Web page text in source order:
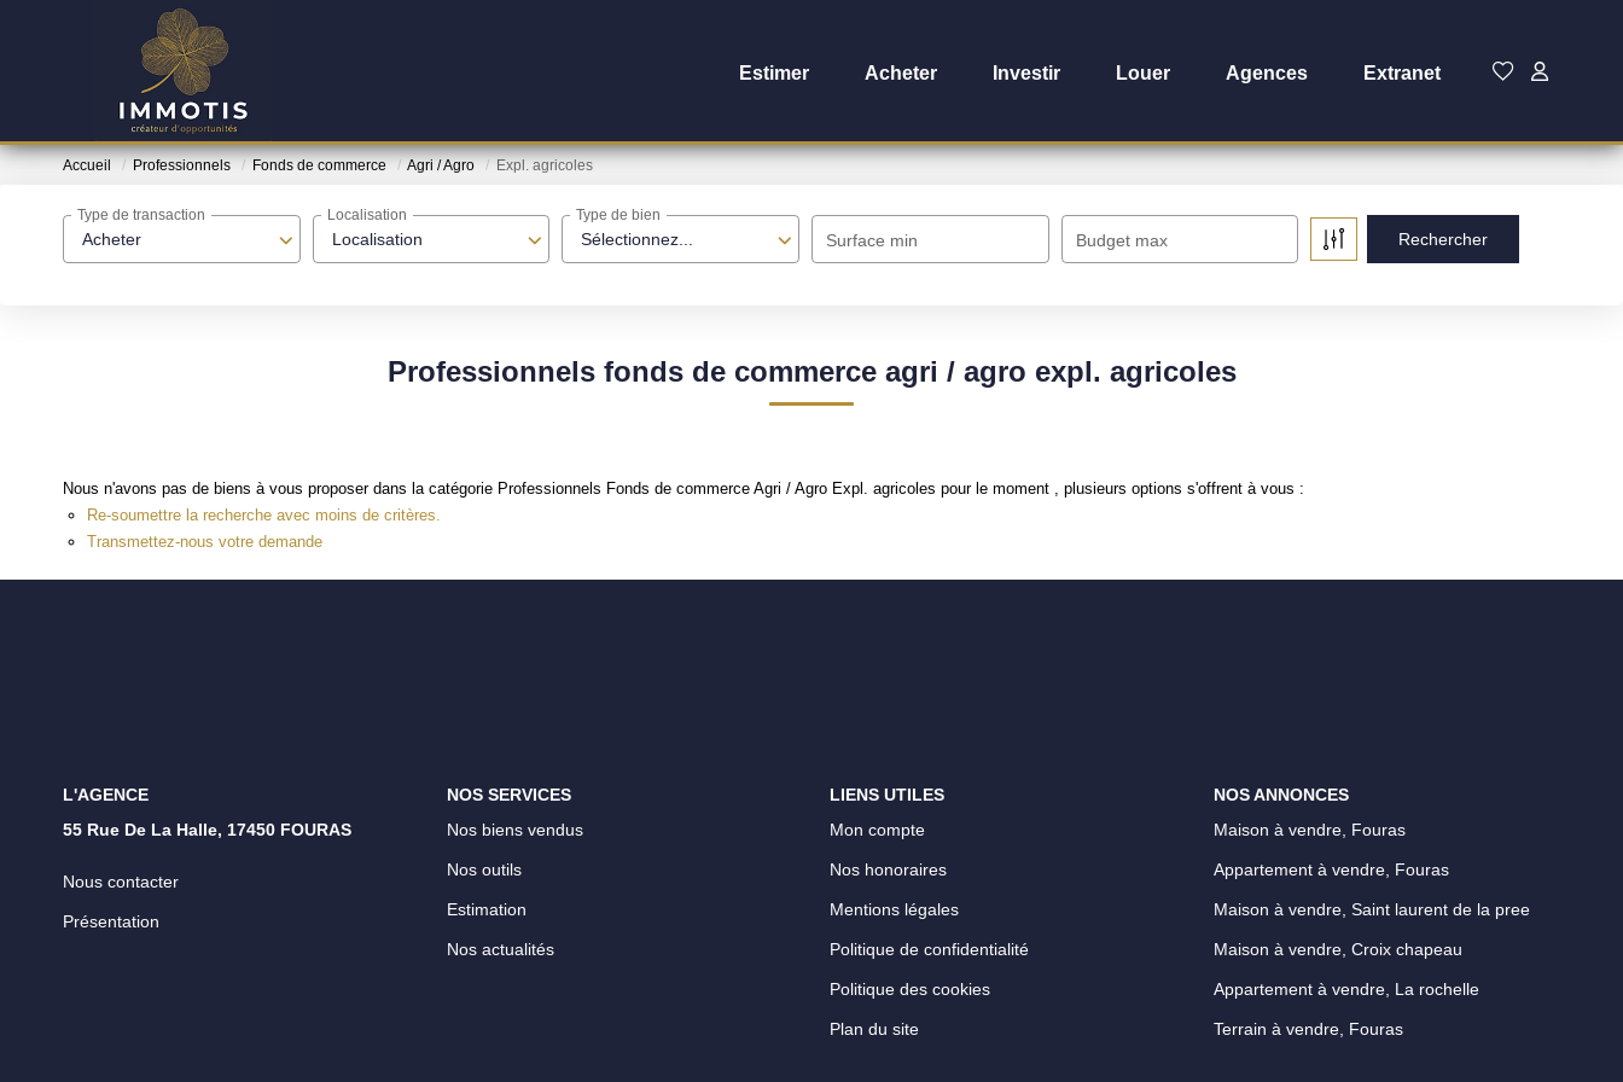
Estimer Acheter Investir Louer Agences Extranet
Accueil Professionnels Fonds de commerce Agri / Agro Expl. agricoles
Acheter
Type de transaction
Localisation
Localisation
Sélectionnez...
Type de bien
Surface min Budget max
Professionnels fonds de commerce agri / agro expl. agricoles
Nous n'avons pas de biens à vous proposer dans la catégorie Professionnels Fonds de commerce Agri / Agro Expl. agricoles pour le moment , plusieurs options s'offrent à vous :
Re-soumettre la recherche avec moins de critères.
Transmettez-nous votre demande
L'AGENCE
55 Rue De La Halle, 17450 FOURAS
Nous contacter
Présentation
NOS SERVICES
Nos biens vendus
Nos outils
Estimation
Nos actualités
LIENS UTILES
Mon compte
Nos honoraires
Mentions légales
Politique de confidentialité
Politique des cookies
Plan du site
NOS ANNONCES
Maison à vendre, Fouras
Appartement à vendre, Fouras
Maison à vendre, Saint laurent de la pree
Maison à vendre, Croix chapeau
Appartement à vendre, La rochelle
Terrain à vendre, Fouras